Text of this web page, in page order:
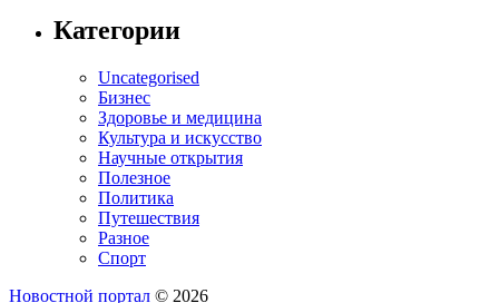
Категории
Uncategorised
Бизнес
Здоровье и медицина
Культура и искусство
Научные открытия
Полезное
Политика
Путешествия
Разное
Спорт
Новостной портал © 2026